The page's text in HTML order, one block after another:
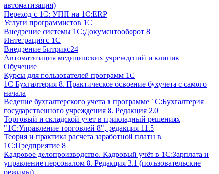
автоматизация)
Переход с 1С: УПП на 1С:ERP
Услуги программистов 1С
Внедрение системы 1С:Документооборот 8
Интеграция с 1С
Внедрение Битрикс24
Автоматизация медицинских учреждений и клиник
Обучение
Курсы для пользователей программ 1С
1С Бухгалтерия 8. Практическое освоение бухучета с самого
начала
Ведение бухгалтерского учета в программе 1С:Бухгалтерия
государственного учреждения 8. Редакция 2.0
Торговый и складской учет в прикладный решениях
"1С:Управление торговлей 8", редакция 11.5
Теория и практика расчета заработной платы в
1С:Предприятие 8
Кадровое делопроизводство. Кадровый учёт в 1С:Зарплата и
управление персоналом 8. Редакция 3.1 (пользовательские
режимы)